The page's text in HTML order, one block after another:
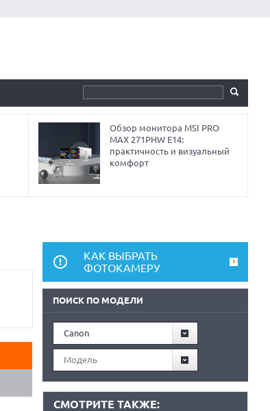
Обзор монитора MSI PRO
MAX 271PHW E14:
практичность и визуальный
комфорт
КАК ВЫБРАТЬ
ФОТОКАМЕРУ
ПОИСК ПО МОДЕЛИ
Canon
Модель
СМОТРИТЕ ТАКЖЕ: